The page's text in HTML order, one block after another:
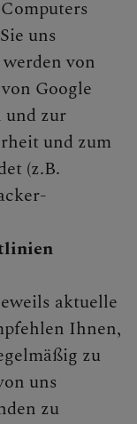
uns
von
Google
und zur
und zum
(z.B.
aktuelle
Ihnen,
zu
uns
zu